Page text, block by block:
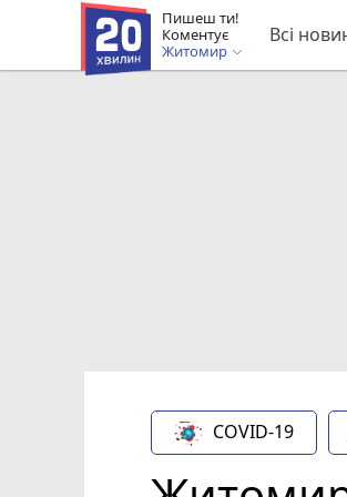
Пишеш ти!
Коментує
Житомир
Всі
COVID-19